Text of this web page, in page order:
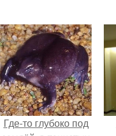
Где-то глубоко под